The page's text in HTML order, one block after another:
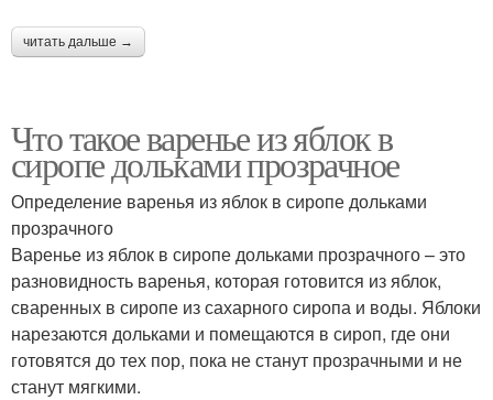
читать дальше →
Что такое варенье из яблок в
сиропе дольками прозрачное
Определение варенья из яблок в сиропе дольками
прозрачного
Варенье из яблок в сиропе дольками прозрачного – это
разновидность варенья, которая готовится из яблок,
сваренных в сиропе из сахарного сиропа и воды. Яблоки
нарезаются дольками и помещаются в сироп, где они
готовятся до тех пор, пока не станут прозрачными и не
станут мягкими.